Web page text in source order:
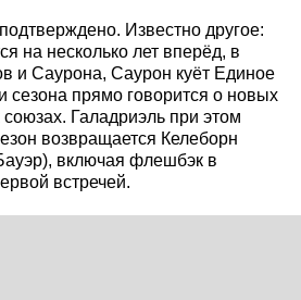
Известно другое:
на несколько лет вперёд, в
и Саурона, Саурон куёт Единое
сезона прямо говорится о новых
Галадриэль при этом
возвращается Келеборн
включая флешбэк в
встречей.